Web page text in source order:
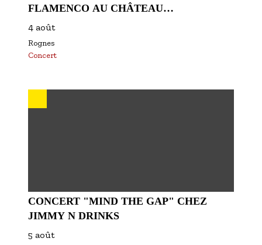
FLAMENCO AU CHÂTEAU
BARBEBELLE
4 août
Rognes
Concert
CONCERT "MIND THE GAP" CHEZ
JIMMY N DRINKS
5 août